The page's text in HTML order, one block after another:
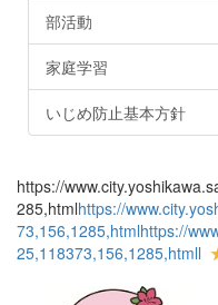
部活動
家庭学習
いじめ防止基本方針
https://
285,htmlhttps://
73,156,1285,htmlhttps://
25,118373,156,1285,htmll